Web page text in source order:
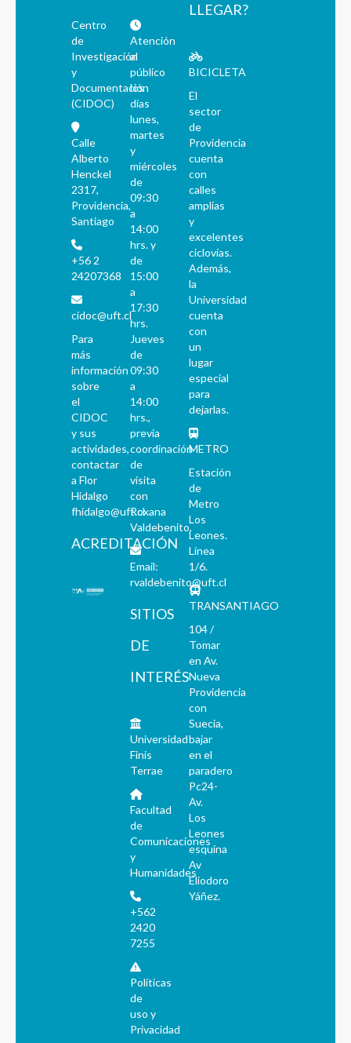
Centro
de
Investigación
y
Documentación
(CIDOC)
Calle
Alberto
Henckel
2317,
Providencia,
Santiago
+56 2
24207368
cidoc@uft.cl
Para
más
información
sobre
el
CIDOC
y sus
actividades,
contactar
a Flor
Hidalgo
fhidalgo@uft.cl
ACREDITACIÓN
Atención
al
público
los
días
lunes,
martes
y
miércoles
de
09:30
a
14:00
hrs. y
de
15:00
a
17:30
hrs.
Jueves
de
09:30
a
14:00
hrs.,
previa
coordinación
de
visita
con
Roxana
Valdebenito.
Email:
rvaldebenito@uft.cl
SITIOS
DE
INTERÉS
Universidad
Finis
Terrae
Facultad
de
Comunicaciones
y
Humanidades
+562
2420
7255
Políticas
de
uso y
Privacidad
LLEGAR?
BICICLETA
El
sector
de
Providencia
cuenta
con
calles
amplias
y
excelentes
ciclovías.
Además,
la
Universidad
cuenta
con
un
lugar
especial
para
dejarlas.
METRO
Estación
de
Metro
Los
Leones.
Línea
1/6.
TRANSANTIAGO
104 /
Tomar
en Av.
Nueva
Providencia
con
Suecia,
bajar
en el
paradero
Pc24-
Av.
Los
Leones
esquina
Av
Eliodoro
Yáñez.